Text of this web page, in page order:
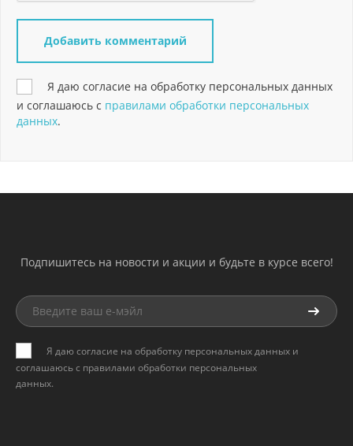
Я даю согласие на обработку персональных данных
и соглашаюсь с правилами обработки персональных
данных.
Подпишитесь на новости и акции и будьте в курсе всего!
Я даю согласие на обработку персональных данных и
соглашаюсь с правилами обработки персональных
данных.